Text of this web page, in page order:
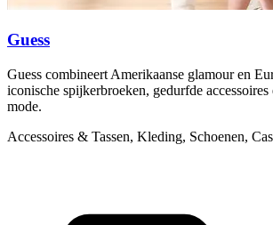
Guess
Guess combineert Amerikaanse glamour en
iconische spijkerbroeken, gedurfde
mode.
Accessoires & Tassen, Kleding, Schoenen,